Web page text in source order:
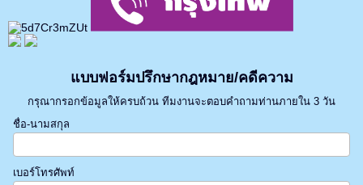
แบบฟอร์มปรึกษากฎหมาย/คดีความ
กรุณากรอกข้อมูลให้ครบถ้วน ทีมงานจะตอบคำถามท่านภายใน 3 วัน
ชื่อ-นามสกุล
เบอร์โทรศัพท์